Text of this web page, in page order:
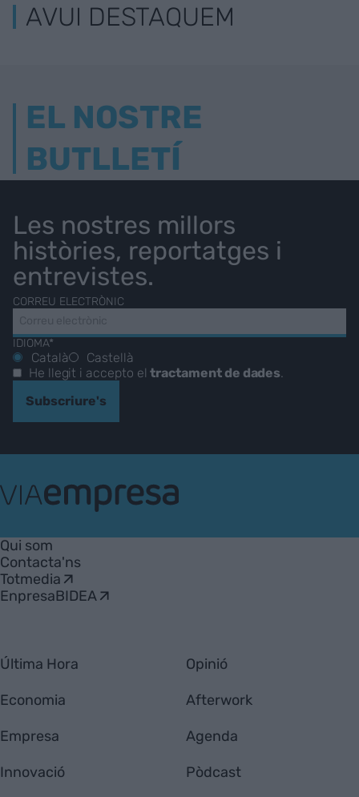
AVUI DESTAQUEM
EL NOSTRE
BUTLLETÍ
Les nostres millors
històries, reportatges i
entrevistes.
CORREU ELECTRÒNIC
IDIOMA*
Català
Castellà
He llegit i accepto eltractament de dades
Subscriure's
Empresa
Qui som
Contacta'ns
Totmedia
EnpresaBIDEA
Última Hora
Economia
Empresa
Innovació
Opinió
Afterwork
Agenda
Pòdcast